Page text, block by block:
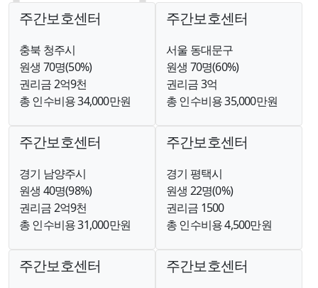
주간보호센터
충북 청주시
원생 70명(50%)
권리금 2억9천
총 인수비용 34,000만원
주간보호센터
서울 동대문구
원생 70명(60%)
권리금 3억
총 인수비용 35,000만원
주간보호센터
경기 남양주시
원생 40명(98%)
권리금 2억9천
총 인수비용 31,000만원
주간보호센터
경기 평택시
원생 22명(0%)
권리금 1500
총 인수비용 4,500만원
주간보호센터 주간보호센터